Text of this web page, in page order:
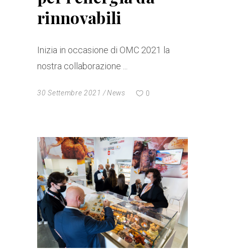
rinnovabili
Inizia in occasione di OMC 2021 la
nostra collaborazione
30 Settembre 2021 News 0